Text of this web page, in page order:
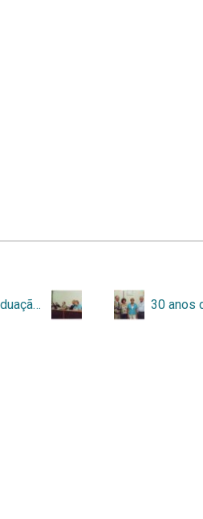
30 anos de Pós-Graduação 6-12-2000 – 001.jpg